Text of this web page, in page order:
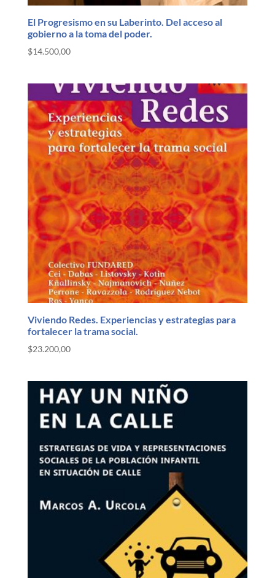
El Progresismo en su Laberinto. Del acceso al
gobierno a la toma del poder.
$14.500,00
Viviendo Redes. Experiencias y estrategias para
fortalecer la trama social.
$23.200,00